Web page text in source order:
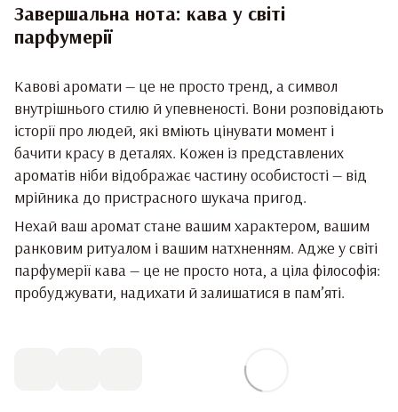
Завершальна нота: кава у світі
парфумерії
Кавові аромати — це не просто тренд, а символ
внутрішнього стилю й упевненості. Вони розповідають
історії про людей, які вміють цінувати момент і
бачити красу в деталях. Кожен із представлених
ароматів ніби відображає частину особистості — від
мрійника до пристрасного шукача пригод.
Нехай ваш аромат стане вашим характером, вашим
ранковим ритуалом і вашим натхненням. Адже у світі
парфумерії кава — це не просто нота, а ціла філософія:
пробуджувати, надихати й залишатися в пам’яті.